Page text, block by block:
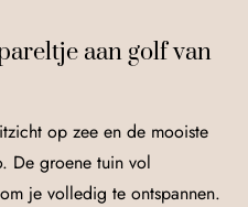
aan golf van
op zee en de mooiste
De groene tuin vol
je volledig te ontspannen.